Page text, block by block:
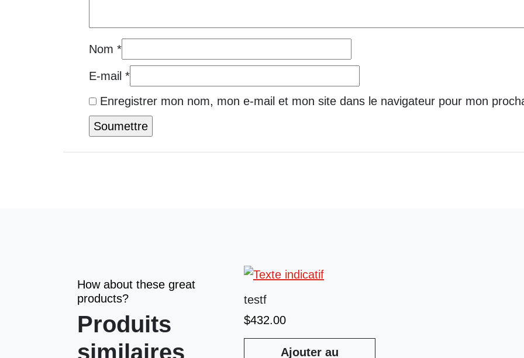
Nom *
E-mail *
Enregistrer mon nom, mon e-mail et mon site dans le navigateur pour mon
How about these great
products?
Produits
similaires
testf
$432.00
Ajouter au